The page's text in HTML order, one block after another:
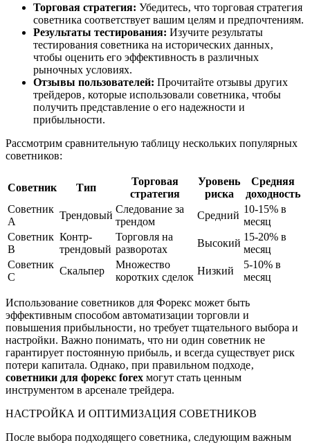
Торговая стратегия: Убедитесь‚ что торговая стратегия
советника соответствует вашим целям и предпочтениям.
Результаты тестирования: Изучите результаты
тестирования советника на исторических данных‚
чтобы оценить его эффективность в различных
рыночных условиях.
Отзывы пользователей: Прочитайте отзывы других
трейдеров‚ которые использовали советника‚ чтобы
получить представление о его надежности и
прибыльности.
Рассмотрим сравнительную таблицу нескольких популярных
советников:
Советник Тип
Торговая
стратегия
Уровень
риска
Средняя
доходность
Советник
A
Трендовый
Следование за
трендом
Средний
10-15% в
месяц
Советник
B
Контр-
трендовый
Торговля на
разворотах
Высокий
15-20% в
месяц
Советник
C
Скальпер
Множество
коротких сделок
Низкий
5-10% в
месяц
Использование советников для Форекс может быть
эффективным способом автоматизации торговли и
повышения прибыльности‚ но требует тщательного выбора и
настройки. Важно понимать‚ что ни один советник не
гарантирует постоянную прибыль‚ и всегда существует риск
потери капитала. Однако‚ при правильном подходе‚
советники для форекс forex могут стать ценным
инструментом в арсенале трейдера.
НАСТРОЙКА И ОПТИМИЗАЦИЯ СОВЕТНИКОВ
После выбора подходящего советника‚ следующим важным